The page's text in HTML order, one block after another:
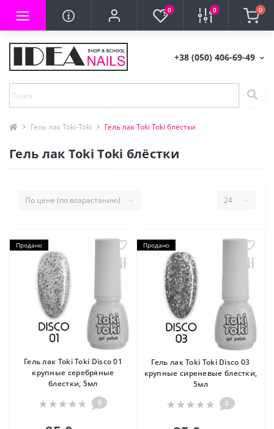
0 0 0
+38 (050) 406-69-49
Гель лак Toki-Toki Гель лак Toki Toki блёстки
Гель лак Toki Toki блёстки
Продано
Гель лак Toki Toki Disco 01
крупные серебряные
блестки, 5мл
0
Продано
Гель лак Toki Toki Disco 03
крупные сиреневые блестки,
5мл
0